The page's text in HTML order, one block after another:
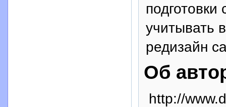
учитывать
редизайн
Об
http://